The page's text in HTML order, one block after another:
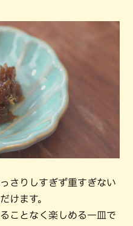
さりしすぎず重すぎない
けます。
ことなく楽しめる一皿で